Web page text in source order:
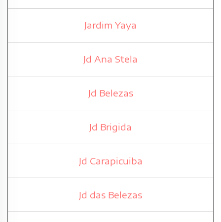
Jardim Yaya
Jd Ana Stela
Jd Belezas
Jd Brigida
Jd Carapicuiba
Jd das Belezas